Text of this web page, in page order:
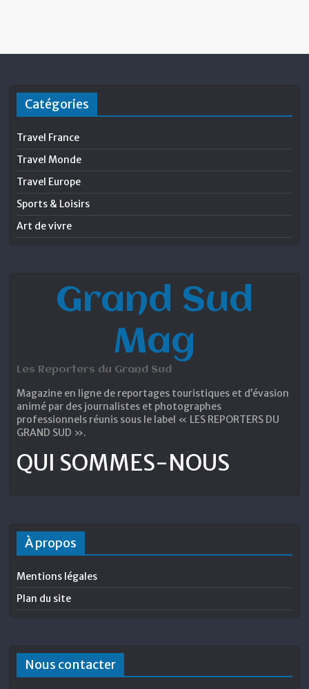
Catégories
Travel France
Travel Monde
Travel Europe
Sports & Loisirs
Art de vivre
Grand Sud
Mag
Les Reporters du Grand Sud
Magazine en ligne de reportages touristiques et d’évasion
animé par des journalistes et photographes
professionnels réunis sous le label « LES REPORTERS DU
GRAND SUD ».
QUI SOMMES-NOUS
À propos
Mentions légales
Plan du site
Nous contacter